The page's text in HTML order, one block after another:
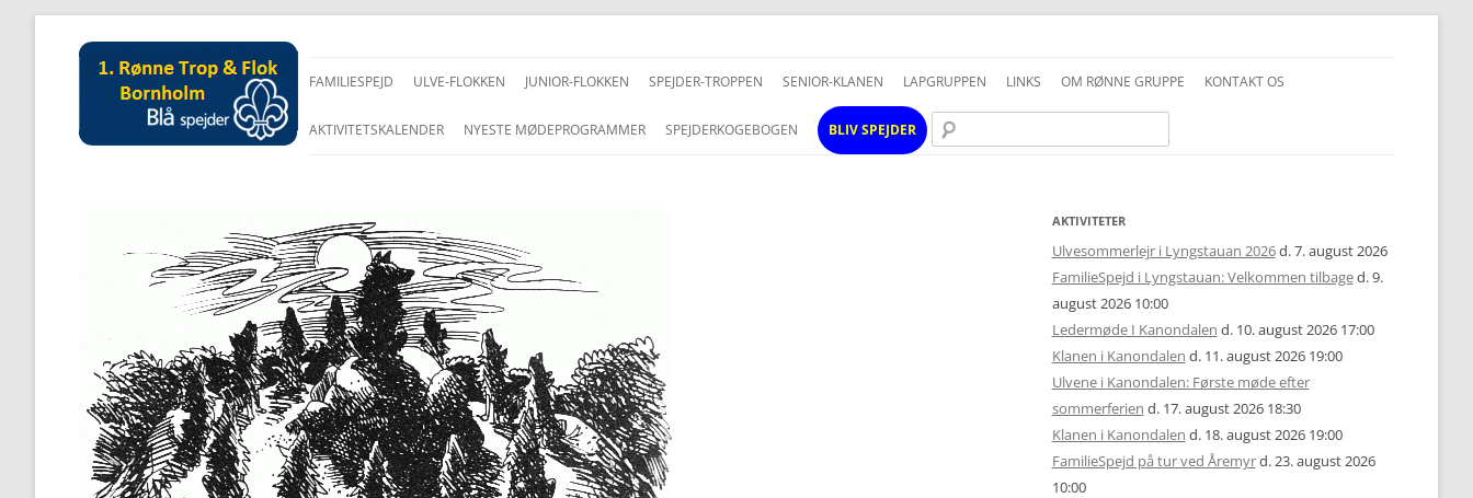
til
FAMILIESPEJD ULVE-FLOKKEN JUNIOR-FLOKKEN SPEJDER-TROPPEN SENIOR-KLANEN LAPGRUPPEN LINKS OM RØNNE GRUPPE
FOTOS OG COPYRIGHT
INFO JUNIOR-SPEJDER
INFO TROPPEN
KONTAKT OS
AKTIVITETSKALENDER NYESTE MØDEPROGRAMMER SPEJDERKOGEBOGEN BLIV SPEJDER
AKTIVITETER
Ulvesommerlejr i Lyngstauan 2026d. 7. august 2026
FamilieSpejd i Lyngstauan: Velkommen tilbaged. 9.
august 2026 10:00
Ledermøde I Kanondalen d. 10. august 2026 17:00
Klanen i Kanondalen d. 11. august 2026 19:00
Ulvene i Kanondalen: Første møde efter
sommerferien d. 17. august 2026 18:30
Klanen i Kanondalen d. 18. august 2026 19:00
FamilieSpejd på tur ved Åremyrd. 23. august 2026
10:00